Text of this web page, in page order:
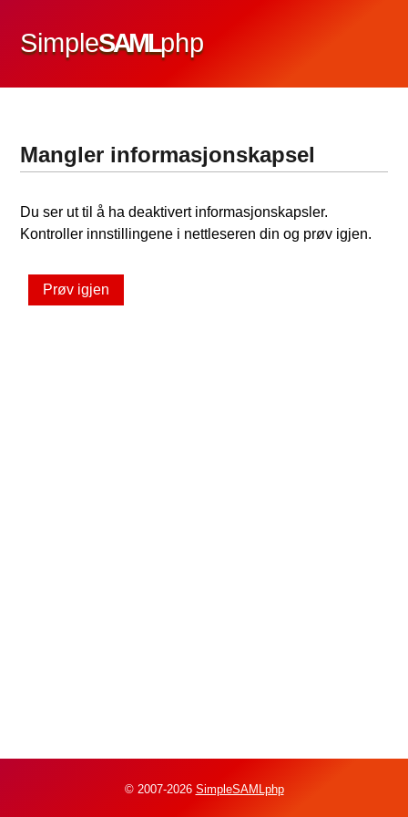
SimpleSAMLphp
Mangler informasjonskapsel
Du ser ut til å ha deaktivert informasjonskapsler.
Kontroller innstillingene i nettleseren din og prøv igjen.
Prøv igjen
© 2007-2026 SimpleSAMLphp